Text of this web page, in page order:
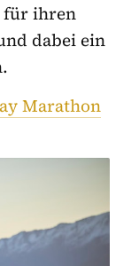
für ihren
dabei ein
Marathon